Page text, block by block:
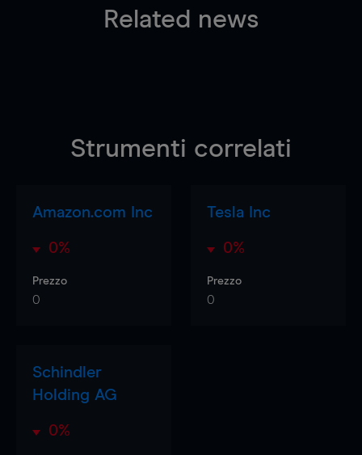
Related news
Strumenti correlati
Amazon.com Inc
0%
Prezzo
0
Tesla Inc
0%
Prezzo
0
Schindler
Holding AG
0%